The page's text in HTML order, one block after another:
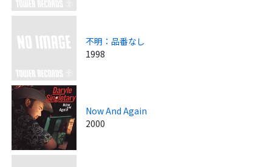
不明：品番なし
1998
Now And Again
2000